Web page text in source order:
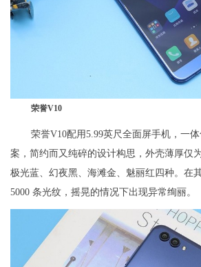
荣誉V10
荣誉V10配用5.99英尺全面屏手机，一
案，简约而又纯碎的设计构思，外壳薄厚仅
极光蓝、幻夜黑、海滩金、魅丽红四种。在
5000 条光纹，摇晃的情况下出现异常绚丽。